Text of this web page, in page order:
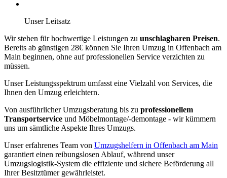
Unser Leitsatz
Wir stehen für hochwertige Leistungen zu unschlagbaren Preisen.
Bereits ab günstigen 28€ können Sie Ihren Umzug in Offenbach am
Main beginnen, ohne auf professionellen Service verzichten zu
müssen.
Unser Leistungsspektrum umfasst eine Vielzahl von Services, die
Ihnen den Umzug erleichtern.
Von ausführlicher Umzugsberatung bis zu professionellem
Transportservice und Möbelmontage/-demontage - wir kümmern
uns um sämtliche Aspekte Ihres Umzugs.
Unser erfahrenes Team von Umzugshelfern in Offenbach am Main
garantiert einen reibungslosen Ablauf, während unser
Umzugslogistik-System die effiziente und sichere Beförderung all
Ihrer Besitztümer gewährleistet.